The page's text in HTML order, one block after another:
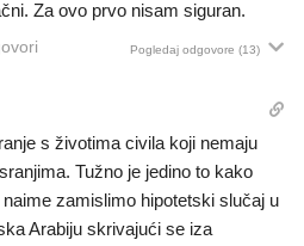
Za ovo prvo nisam siguran.
Pogledaj odgovore (13)
s životima civila koji nemaju
Tužno je jedino to kako
zamislimo hipotetski slučaj u
Arabiju skrivajući se iza